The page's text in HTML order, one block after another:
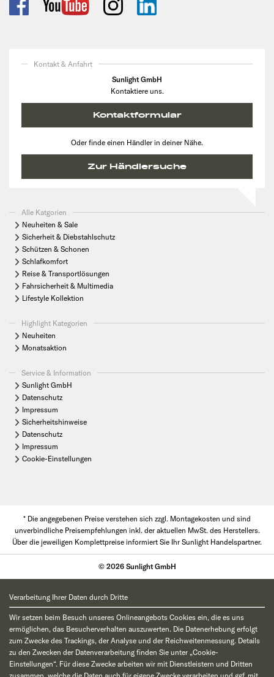
Kontakt & Anfahrt
Sunlight GmbH
Kontaktiere uns.
Kontaktformular
Oder finde einen Händler in deiner Nähe.
Zur Händlersuche
Alle Katgorien
Neuheiten & Sale
Sicherheit & Diebstahlschutz
Schützen & Schonen
Schlafkomfort
Reise & Transportlösungen
Fahrsicherheit & Multimedia
Lifestyle Kollektion
Highlight Kategorien
Neuheiten
Monatsaktion
Service & Information
Sunlight GmbH
Datenschutz
Impressum
Sicherheitshinweise
Datenschutz
Impressum
Cookie-Einstellungen
* Die angegebenen Preise verstehen sich zzgl. Montagekosten und sind
unverbindliche Preisempfehlungen inkl. der aktuellen MwSt. des Herstellers.
Über die jeweiligen Komplettpreise informiert Sie Ihr Sunlight Handelspartner.
© 2026 Sunlight GmbH
Verarbeitung Ihrer Daten durch Dritte
Wir setzen beim Besuch unseres Onlineangebots Cookies ein, die es uns
ermöglichen, das Besucherverhalten auszuwerten. Die Datenerhebung erfolgt
zum Zwecke des Trackings, der Analyse und der Reichweitenmessung. Details
zu den Zwecken der Datenverarbeitung finden Sie unter „Cookie-
Einstellungen“. Für diese Zwecke arbeiten wir mit Dienstleistern und Dritten